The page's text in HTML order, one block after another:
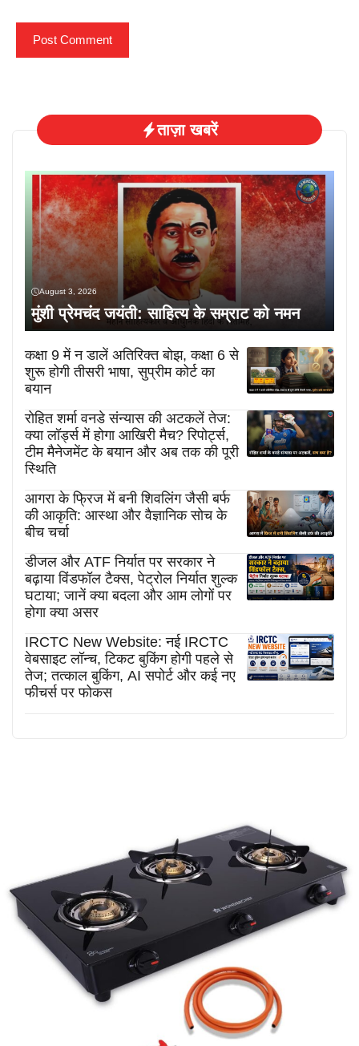
ताज़ा खबरें
August 3, 2026
मुंशी प्रेमचंद जयंती: साहित्य के सम्राट को नमन
कक्षा 9 में न डालें अतिरिक्त बोझ, कक्षा 6 से
शुरू होगी तीसरी भाषा, सुप्रीम कोर्ट का
बयान
रोहित शर्मा वनडे संन्यास की अटकलें तेज:
क्या लॉर्ड्स में होगा आखिरी मैच? रिपोर्ट्स,
टीम मैनेजमेंट के बयान और अब तक की पूरी
स्थिति
आगरा के फ्रिज में बनी शिवलिंग जैसी बर्फ
की आकृति: आस्था और वैज्ञानिक सोच के
बीच चर्चा
डीजल और ATF निर्यात पर सरकार ने
बढ़ाया विंडफॉल टैक्स, पेट्रोल निर्यात शुल्क
घटाया; जानें क्या बदला और आम लोगों पर
होगा क्या असर
IRCTC New Website: नई IRCTC
वेबसाइट लॉन्च, टिकट बुकिंग होगी पहले से
तेज; तत्काल बुकिंग, AI सपोर्ट और कई नए
फीचर्स पर फोकस